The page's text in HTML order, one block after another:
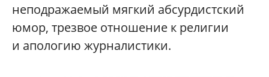
неподражаемый мягкий абсурдистский
юмор, трезвое отношение к религии
и апологию журналистики.